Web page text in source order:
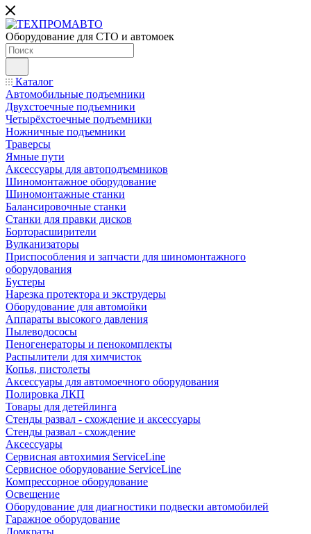
Оборудование для СТО и автомоек
Каталог
Автомобильные подъемники
Двухстоечные подъемники
Четырёхстоечные подъемники
Ножничные подъемники
Траверсы
Ямные пути
Аксессуары для автоподъемников
Шиномонтажное оборудование
Шиномонтажные станки
Балансировочные станки
Станки для правки дисков
Борторасширители
Вулканизаторы
Приспособления и запчасти для шиномонтажного
оборудования
Бустеры
Нарезка протектора и экструдеры
Оборудование для автомойки
Аппараты высокого давления
Пылеводососы
Пеногенераторы и пенокомплекты
Распылители для химчисток
Копья, пистолеты
Аксессуары для автомоечного оборудования
Полировка ЛКП
Товары для детейлинга
Стенды развал - схождение и аксессуары
Стенды развал - схождение
Аксессуары
Сервисная автохимия ServiceLine
Сервисное оборудование ServiceLine
Компрессорное оборудование
Освещение
Оборудование для диагностики подвески автомобилей
Гаражное оборудование
Домкраты